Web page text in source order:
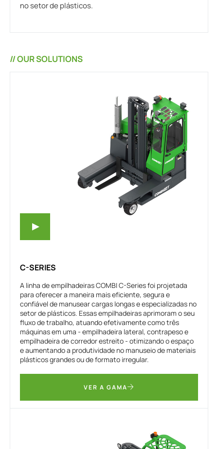
no setor de plásticos.
// OUR SOLUTIONS
C-SERIES
A linha de empilhadeiras COMBI C-Series foi projetada
para oferecer a maneira mais eficiente, segura e
confiável de manusear cargas longas e especializadas no
setor de plásticos. Essas empilhadeiras aprimoram o seu
fluxo de trabalho, atuando efetivamente como três
máquinas em uma - empilhadeira lateral, contrapeso e
empilhadeira de corredor estreito - otimizando o espaço
e aumentando a produtividade no manuseio de materiais
plásticos grandes ou de formato irregular.
VER A GAMA